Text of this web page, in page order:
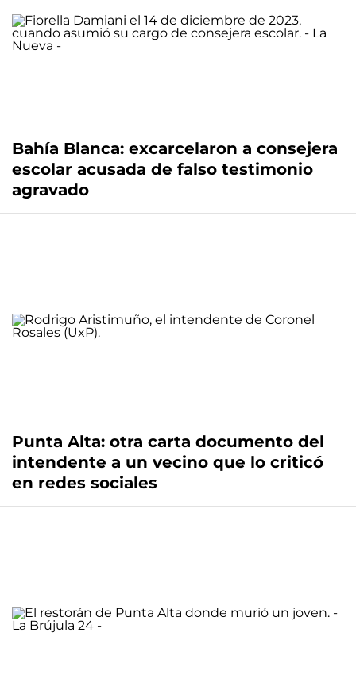
Bahía Blanca: excarcelaron a consejera
escolar acusada de falso testimonio
agravado
Punta Alta: otra carta documento del
intendente a un vecino que lo criticó
en redes sociales